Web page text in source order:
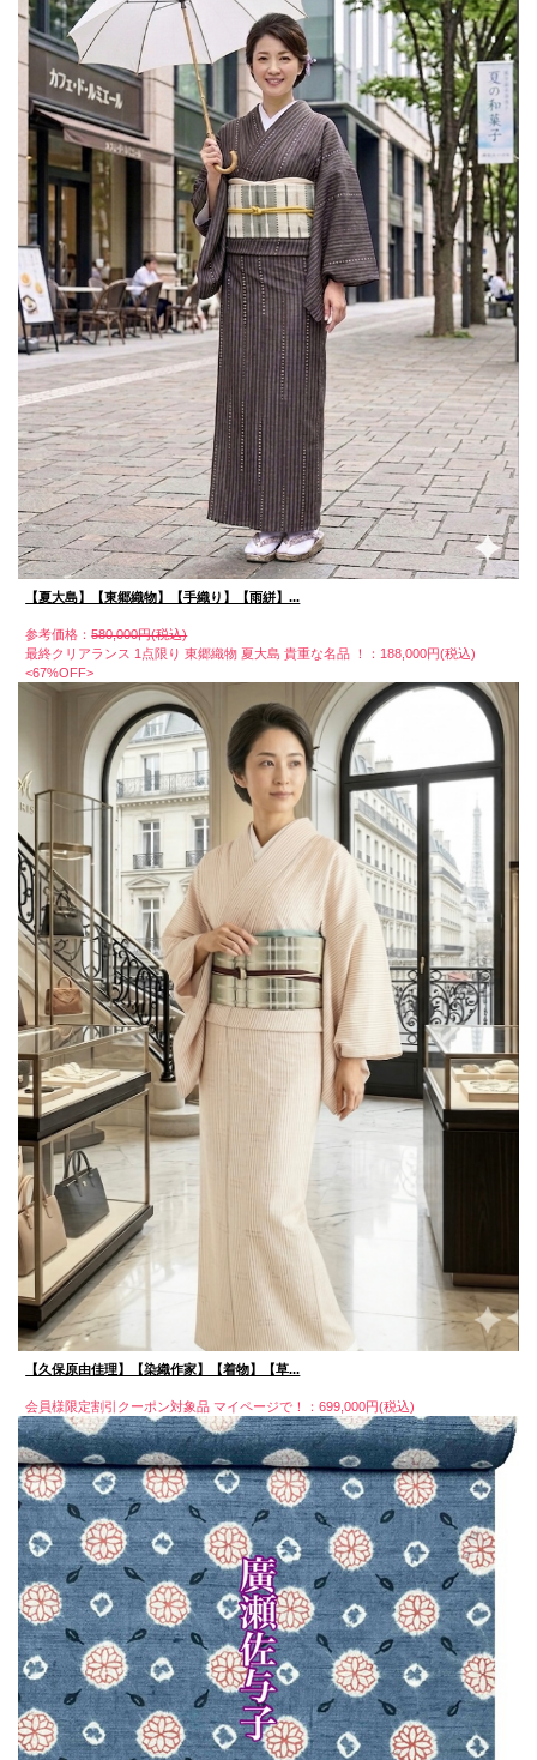
【夏大島】【東郷織物】【手織り】【雨絣】...
参考価格：580,000円(税込)
最終クリアランス 1点限り 東郷織物 夏大島 貴重な名品 ！：188,000円(税込)
<67%OFF>
【久保原由佳理】【染織作家】【着物】【草...
会員様限定割引クーポン対象品 マイページで！：699,000円(税込)